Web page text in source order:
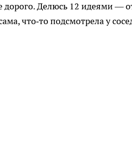
дорого. Делюсь 12 идеями —
что‑то подсмотрела у